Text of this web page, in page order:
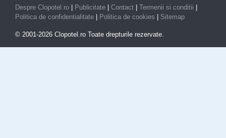
Despre Clopotel.ro Publicitate Contact Termenii si conditii
Politica de confidentialitate
Politica de cookies Sitemap
© 2001-2026 Clopotel.ro Toate drepturile rezervate.